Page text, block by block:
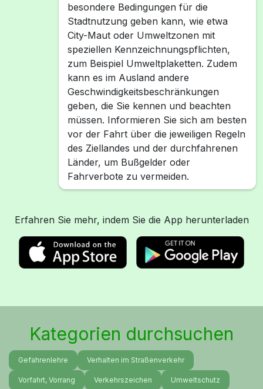
besondere Bedingungen für die
Stadtnutzung geben kann, wie etwa
City-Maut oder Umweltzonen mit
speziellen Kennzeichnungspflichten,
zum Beispiel Umweltplaketten. Zudem
kann es im Ausland andere
Geschwindigkeitsbeschränkungen
geben, die Sie kennen und beachten
müssen. Informieren Sie sich am besten
vor der Fahrt über die jeweiligen Regeln
des Ziellandes und der durchfahrenen
Länder, um Bußgelder oder
Fahrverbote zu vermeiden.
Erfahren Sie mehr, indem Sie die App herunterladen
Kategorien durchsuchen
Gefahrenlehre Verhalten im Straßenverkehr
Vorfahrt, Vorrang Verkehrszeichen Umweltschutz